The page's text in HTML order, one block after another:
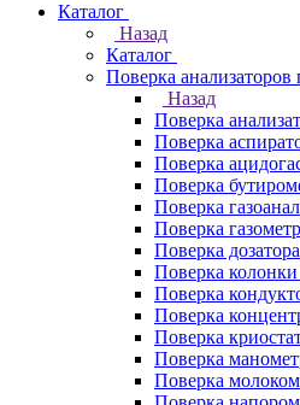
Каталог
Назад
Каталог
Поверка анализаторов
Назад
Поверка
Поверка
Поверка
Поверка
Поверка
Поверка
Поверка дозатора
Поверка
Поверка
Поверка
Поверка
Поверка
Поверка